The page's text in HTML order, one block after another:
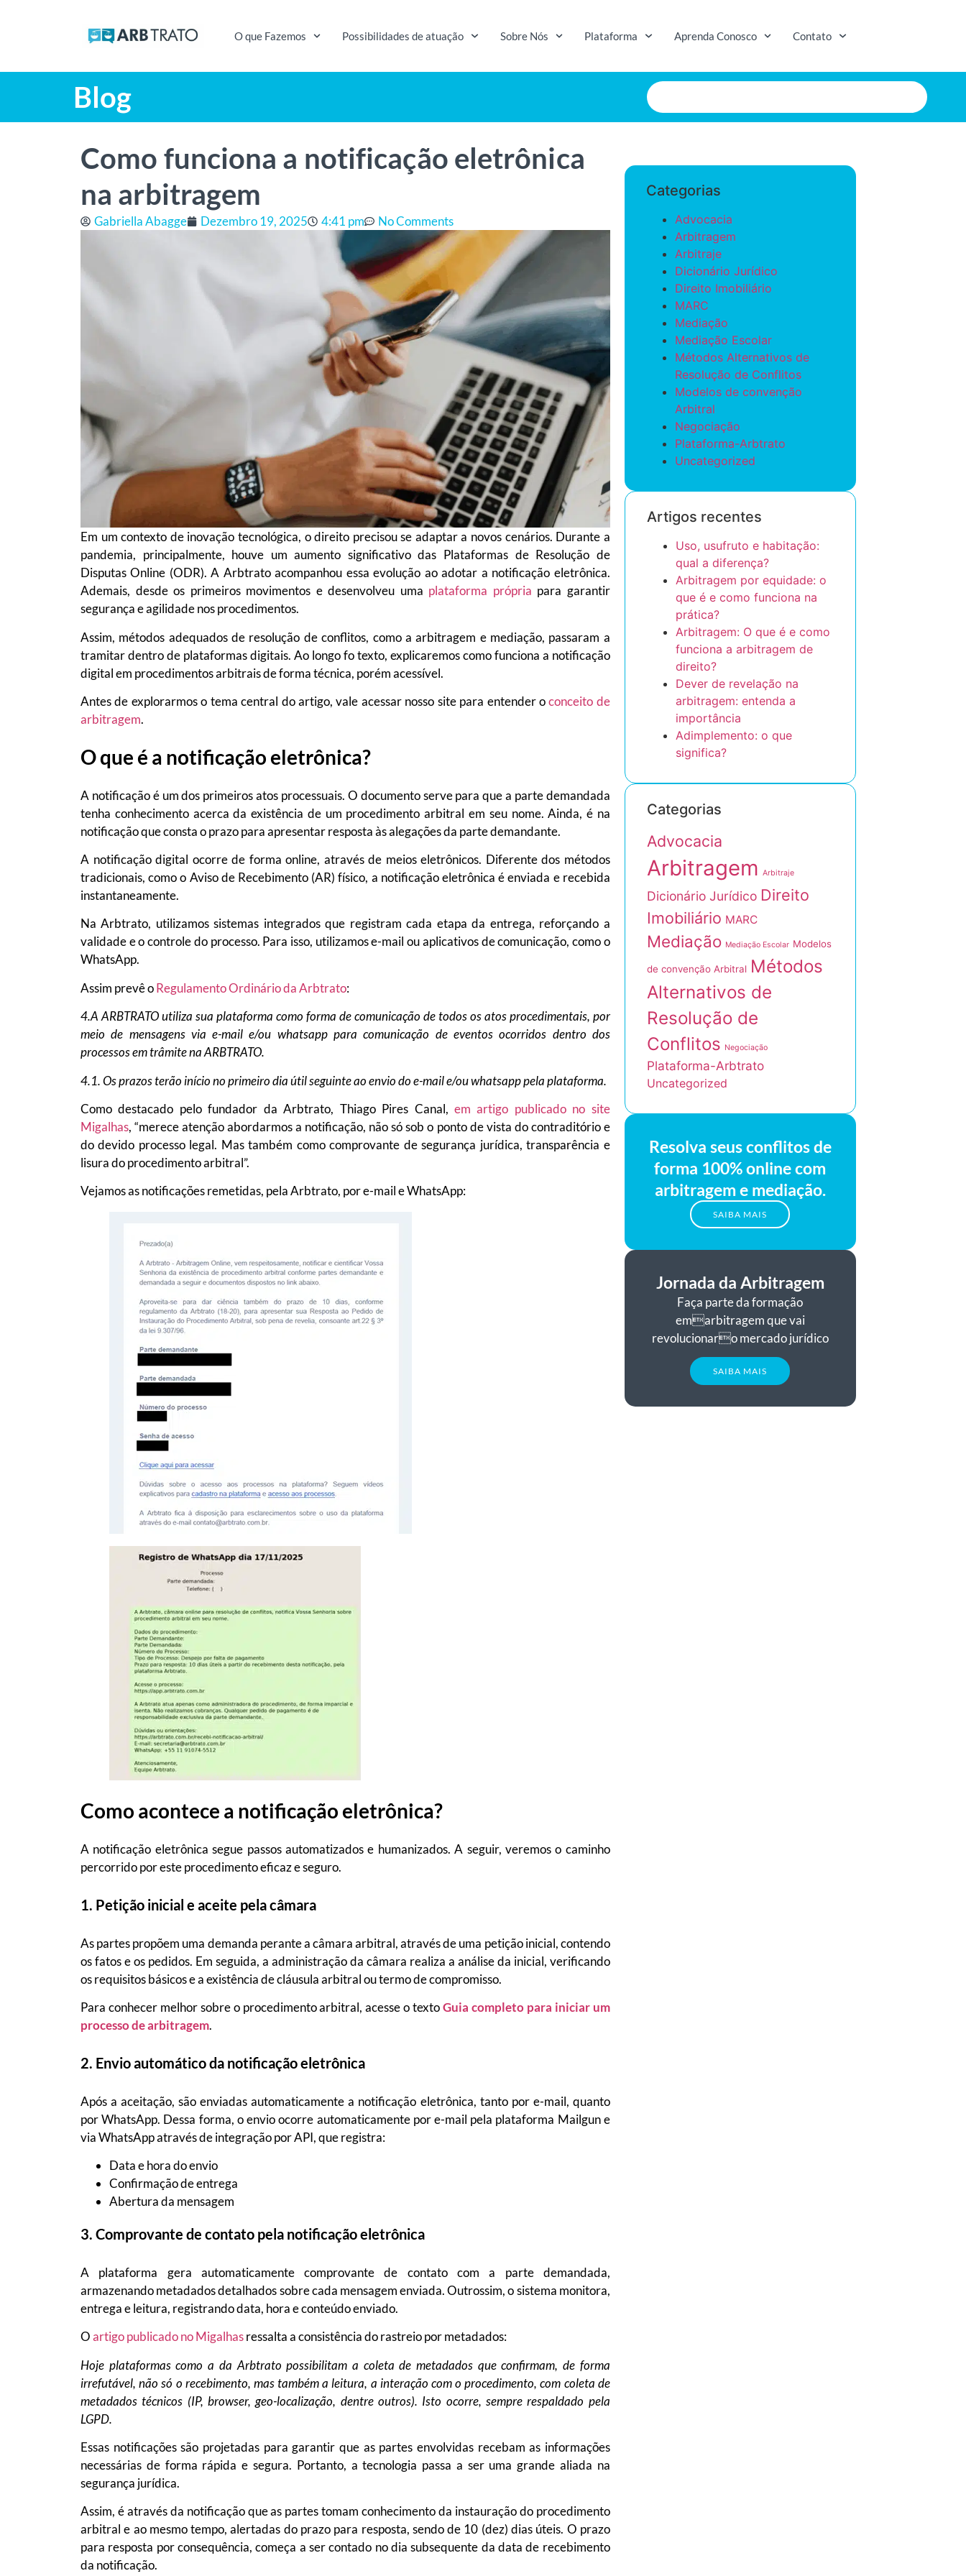
O que Fazemos Possibilidades de atuação Sobre Nós Plataforma Aprenda Conosco Contato
Blog
Como funciona a notificação eletrônica
na arbitragem
Gabriella Abagge Dezembro 19, 2025 4:41 pm No Comments
Em um contexto de inovação tecnológica, o direito precisou se adaptar a novos cenários. Durante a
pandemia, principalmente, houve um aumento significativo das Plataformas de Resolução de
Disputas Online (ODR). A Arbtrato acompanhou essa evolução ao adotar a notificação eletrônica.
Ademais, desde os primeiros movimentos e desenvolveu uma plataforma própria para garantir
segurança e agilidade nos procedimentos.
Assim, métodos adequados de resolução de conflitos, como a arbitragem e mediação, passaram a
tramitar dentro de plataformas digitais. Ao longo fo texto, explicaremos como funciona a notificação
digital em procedimentos arbitrais de forma técnica, porém acessível.
Antes de explorarmos o tema central do artigo, vale acessar nosso site para entender oconceito de
arbitragem.
O que é a notificação eletrônica?
A notificação é um dos primeiros atos processuais. O documento serve para que a parte demandada
tenha conhecimento acerca da existência de um procedimento arbitral em seu nome. Ainda, é na
notificação que consta o prazo para apresentar resposta às alegações da parte demandante.
A notificação digital ocorre de forma online, através de meios eletrônicos. Diferente dos métodos
tradicionais, como o Aviso de Recebimento (AR) físico, a notificação eletrônica é enviada e recebida
instantaneamente.
Na Arbtrato, utilizamos sistemas integrados que registram cada etapa da entrega, reforçando a
validade e o controle do processo. Para isso, utilizamos e-mail ou aplicativos de comunicação, como o
WhatsApp.
Assim prevê oRegulamento Ordinário da Arbtrato:
4.A ARBTRATO utiliza sua plataforma como forma de comunicação de todos os atos procedimentais, por
meio de mensagens via e-mail e/ou whatsapp para comunicação de eventos ocorridos dentro dos
processos em trâmite na ARBTRATO.
4.1. Os prazos terão início no primeiro dia útil seguinte ao envio do e-mail e/ou whatsapp pela plataforma.
Como destacado pelo fundador da Arbtrato, Thiago Pires Canal, em artigo publicado no site
Migalhas, “merece atenção abordarmos a notificação, não só sob o ponto de vista do contraditório e
do devido processo legal. Mas também como comprovante de segurança jurídica, transparência e
lisura do procedimento arbitral”.
Vejamos as notificações remetidas, pela Arbtrato, por e-mail e WhatsApp:
Como acontece a notificação eletrônica?
A notificação eletrônica segue passos automatizados e humanizados. A seguir, veremos o caminho
percorrido por este procedimento eficaz e seguro.
1. Petição inicial e aceite pela câmara
As partes propõem uma demanda perante a câmara arbitral, através de uma petição inicial, contendo
os fatos e os pedidos. Em seguida, a administração da câmara realiza a análise da inicial, verificando
os requisitos básicos e a existência de cláusula arbitral ou termo de compromisso.
Para conhecer melhor sobre o procedimento arbitral, acesse o textoGuia completo para iniciar um
processo de arbitragem.
2. Envio automático da notificação eletrônica
Após a aceitação, são enviadas automaticamente a notificação eletrônica, tanto por e-mail, quanto
por WhatsApp. Dessa forma, o envio ocorre automaticamente por e-mail pela plataforma Mailgun e
via WhatsApp através de integração por API, que registra:
Data e hora do envio
Confirmação de entrega
Abertura da mensagem
3. Comprovante de contato pela notificação eletrônica
A plataforma gera automaticamente comprovante de contato com a parte demandada,
armazenando metadados detalhados sobre cada mensagem enviada. Outrossim, o sistema monitora,
entrega e leitura, registrando data, hora e conteúdo enviado.
Oartigo publicado no Migalhasressalta a consistência do rastreio por metadados:
Hoje plataformas como a da Arbtrato possibilitam a coleta de metadados que confirmam, de forma
irrefutável, não só o recebimento, mas também a leitura, a interação com o procedimento, com coleta de
metadados técnicos (IP, browser, geo-localização, dentre outros). Isto ocorre, sempre respaldado pela
LGPD.
Essas notificações são projetadas para garantir que as partes envolvidas recebam as informações
necessárias de forma rápida e segura. Portanto, a tecnologia passa a ser uma grande aliada na
segurança jurídica.
Assim, é através da notificação que as partes tomam conhecimento da instauração do procedimento
arbitral e ao mesmo tempo, alertadas do prazo para resposta, sendo de 10 (dez) dias úteis. O prazo
para resposta por consequência, começa a ser contado no dia subsequente da data de recebimento
da notificação.
Categorias
Advocacia
Arbitragem
Arbitraje
Dicionário Jurídico
Direito Imobiliário
MARC
Mediação
Mediação Escolar
Métodos Alternativos de
Resolução de Conflitos
Modelos de convenção
Arbitral
Negociação
Plataforma-Arbtrato
Uncategorized
Artigos recentes
Uso, usufruto e habitação:
qual a diferença?
Arbitragem por equidade: o
que é e como funciona na
prática?
Arbitragem: O que é e como
funciona a arbitragem de
direito?
Dever de revelação na
arbitragem: entenda a
importância
Adimplemento: o que
significa?
Categorias
Advocacia
Arbitragem Arbitraje
Dicionário Jurídico Direito
Imobiliário MARC
Mediação Mediação Escolar Modelos
de convenção Arbitral Métodos
Alternativos de
Resolução de
Conflitos Negociação
Plataforma-Arbtrato
Uncategorized
Resolva seus conflitos de
forma 100% online com
arbitragem e mediação.
SAIBA MAIS
Jornada da Arbitragem
Faça parte da formação
emarbitragem que vai
revolucionaro mercado jurídico
SAIBA MAIS